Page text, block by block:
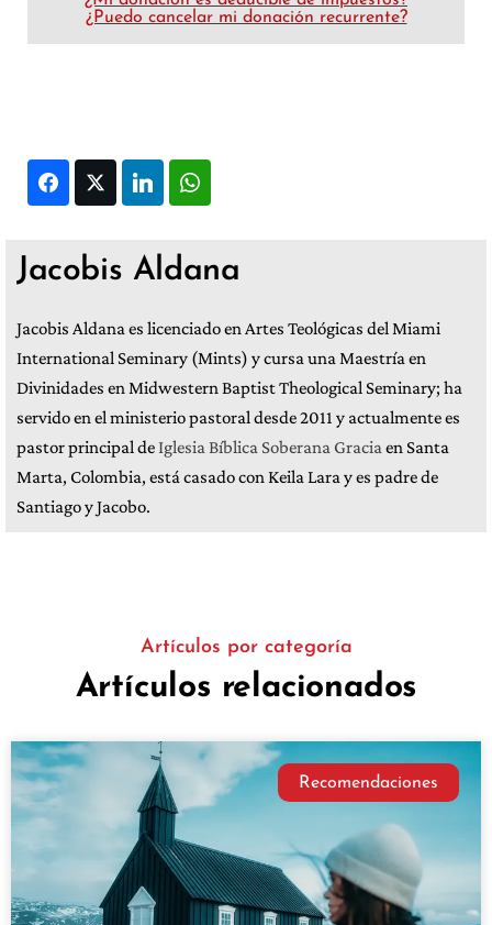
¿Puedo cancelar mi donación recurrente?
FacebookTwitter LinkedIn
Jacobis Aldana
Jacobis Aldana es licenciado en Artes Teológicas del Miami
International Seminary (Mints) y cursa una Maestría en
Divinidades en Midwestern Baptist Theological Seminary; ha
servido en el ministerio pastoral desde 2011 y actualmente es
pastor principal deIglesia Bíblica Soberana Graciaen Santa
Marta, Colombia, está casado con Keila Lara y es padre de
Santiago y Jacobo.
Artículos por categoría
Artículos relacionados
Recomendaciones